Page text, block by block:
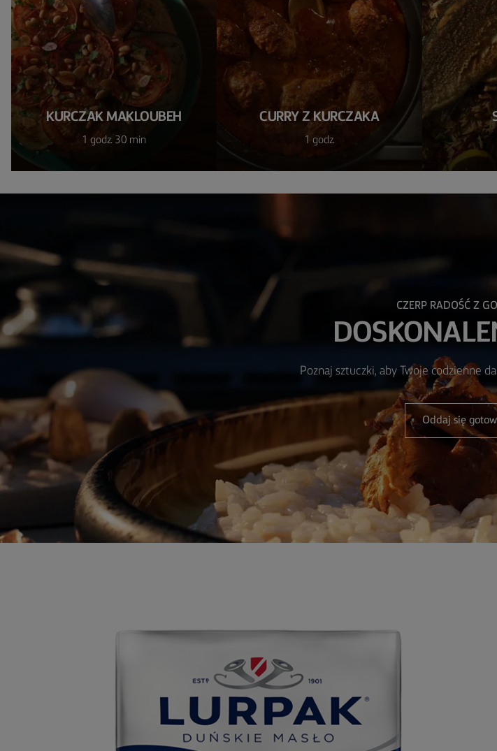
KURCZAK MAKLOUBEH
1 godz. 30 min
CURRY Z KURCZAKA
1 godz.
CZERP RADOŚĆ Z
Poznaj sztuczki, aby Twoje codzienne
Oddaj się